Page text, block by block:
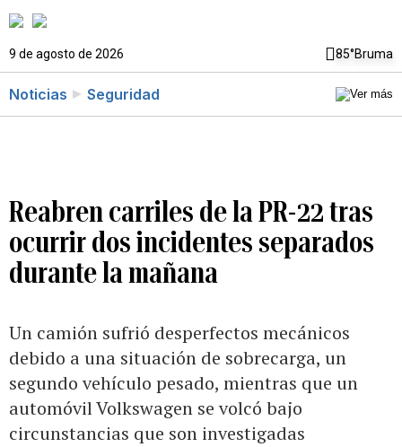
9 de agosto de 2026 85°Bruma
Noticias Seguridad
Reabren carriles de la PR-22 tras
ocurrir dos incidentes separados
durante la mañana
Un camión sufrió desperfectos mecánicos
debido a una situación de sobrecarga, un
segundo vehículo pesado, mientras que un
automóvil Volkswagen se volcó bajo
circunstancias que son investigadas